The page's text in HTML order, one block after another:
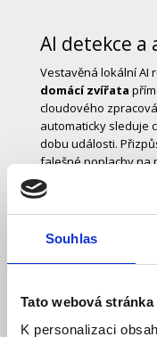
Souhlas
Tato webová
K personalizaci
AI detekce
Vestavěná lokální AI
domácí zvířata
cloudového
automaticky sleduje
dobu události.
falešné poplachy na